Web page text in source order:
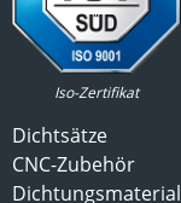
Iso-Zertifikat
Dichtsätze
CNC-Zubehör